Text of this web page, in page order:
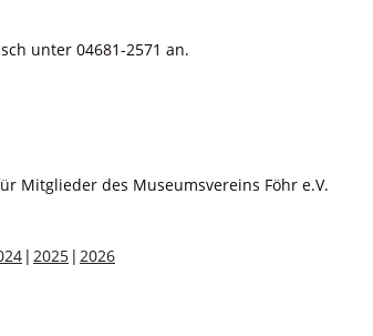
unter 04681-2571 an.
Mitglieder des Museumsvereins Föhr e.V.
2025 2026